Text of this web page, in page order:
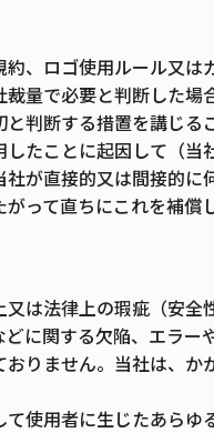
、ロゴ使用ルール又
量で必要と判断した
判断する措置を講じる
たことに起因して（
が直接的又は間接的に
って直ちにこれを補償
は法律上の瑕疵（安
に関する欠陥、エラ
りません。当社は、
使用者に生じたあらゆ